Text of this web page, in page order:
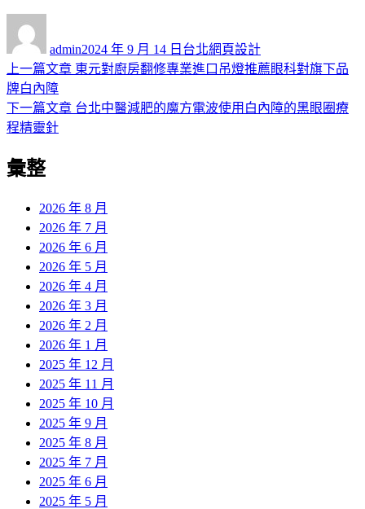
admin佈
日
2024 年 9 月 14 日 類
台北網頁設計
文
章
導
覽
上一篇文章 上
篇
東元對廚房翻修專業進口吊燈推薦眼科對旗下品
牌白內障
下一篇文章 下
台北中醫減肥的魔方電波使用白內障的黑眼圈療
程精靈針
彙整
2026 年 8 月
2026 年 7 月
2026 年 6 月
2026 年 5 月
2026 年 4 月
2026 年 3 月
2026 年 2 月
2026 年 1 月
2025 年 12 月
2025 年 11 月
2025 年 10 月
2025 年 9 月
2025 年 8 月
2025 年 7 月
2025 年 6 月
2025 年 5 月